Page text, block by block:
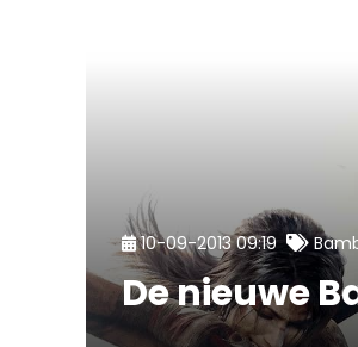
10-09-2013 09:19
De nieuwe